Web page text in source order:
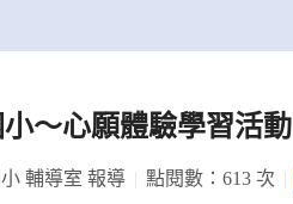
～心願體驗學習活動
輔導室 報導 點閱數：613 次